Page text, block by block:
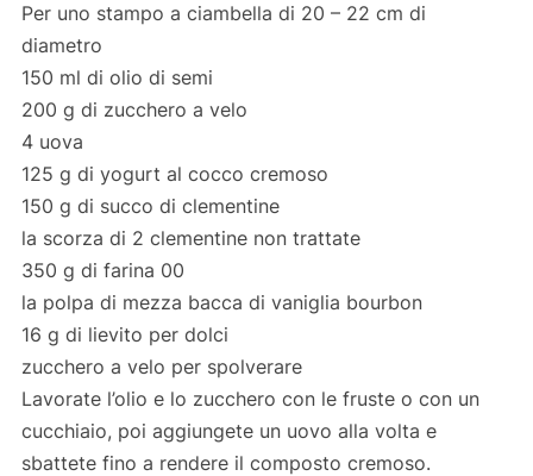
Per uno stampo a ciambella di 20 – 22 cm di
diametro
150 ml di olio di semi
200 g di zucchero a velo
4 uova
125 g di yogurt al cocco cremoso
150 g di succo di clementine
la scorza di 2 clementine non trattate
350 g di farina 00
la polpa di mezza bacca di vaniglia bourbon
16 g di lievito per dolci
zucchero a velo per spolverare
Lavorate l’olio e lo zucchero con le fruste o con un
cucchiaio, poi aggiungete un uovo alla volta e
sbattete fino a rendere il composto cremoso.